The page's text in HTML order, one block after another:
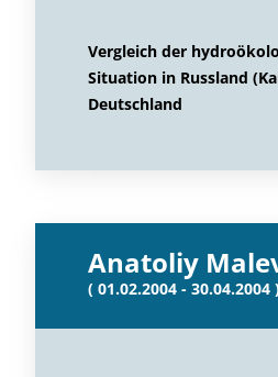
Vergleich der
Situation in Russland
Deutschland
Anatoliy
( 01.02.2004 - 30.04.2004